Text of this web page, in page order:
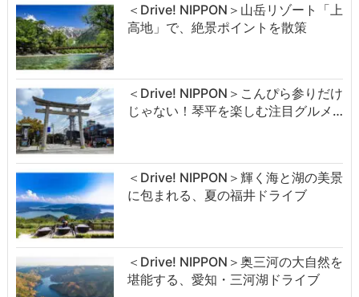
＜Drive! NIPPON＞山岳リゾート「上
高地」で、絶景ポイントを散策
＜Drive! NIPPON＞こんぴら参りだけ
じゃない！琴平を楽しむ注目グルメ…
＜Drive! NIPPON＞輝く海と湖の美景
に包まれる、夏の福井ドライブ
＜Drive! NIPPON＞奥三河の大自然を
堪能する、愛知・三河湖ドライブ